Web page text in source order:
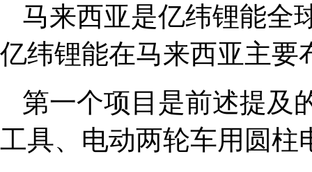
马来西亚是亿纬锂能全
亿纬锂能在马来西亚主要
第一个项目是前述提及
工具、电动两轮车用圆柱